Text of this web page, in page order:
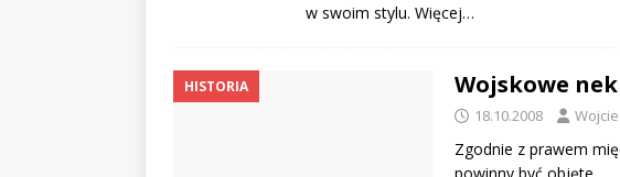
w swoim stylu. Więcej…
HISTORIA Wojskowe
18.10.2008
Zgodnie z prawem